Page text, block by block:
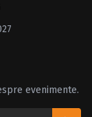
evenimente.